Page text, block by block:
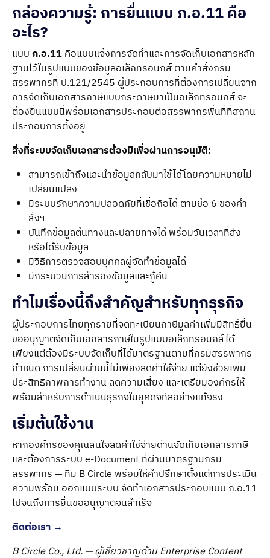
กล่องความรู้: การยื่นแบบ ภ.อ.11 คือ
อะไร?
แบบภ.อ.11คือแบบแจ้งการจัดทำและการจัดเก็บเอกสารหลัก
ฐานไว้ในรูปแบบของข้อมูลอิเล็กทรอนิกส์ ตามคำสั่งกรม
สรรพากรที่ ป.121/2545 ผู้ประกอบการที่ต้องการเปลี่ยนจาก
การจัดเก็บเอกสารภาษีแบบกระดาษมาเป็นอิเล็กทรอนิกส์ จะ
ต้องยื่นแบบนี้พร้อมเอกสารประกอบต่อสรรพากรพื้นที่ที่สถาน
ประกอบการตั้งอยู่
สิ่งที่ระบบจัดเก็บเอกสารต้องมีเพื่อผ่านการอนุมัติ:
สามารถเข้าถึงและนำข้อมูลกลับมาใช้ได้โดยความหมายไม่
เปลี่ยนแปลง
มีระบบรักษาความปลอดภัยที่เชื่อถือได้ ตามข้อ 6 ของคำ
สั่งฯ
บันทึกข้อมูลต้นทางและปลายทางได้ พร้อมวันเวลาที่ส่ง
หรือได้รับข้อมูล
มีวิธีการตรวจสอบบุคคลผู้จัดทำข้อมูลได้
มีกระบวนการสำรองข้อมูลและกู้คืน
ทำไมเรื่องนี้ถึงสำคัญสำหรับทุกธุรกิจ
ผู้ประกอบการไทยทุกรายที่จดทะเบียนภาษีมูลค่าเพิ่มมีสิทธิ์ยื่น
ขออนุญาตจัดเก็บเอกสารภาษีในรูปแบบอิเล็กทรอนิกส์ได้
เพียงแต่ต้องมีระบบจัดเก็บที่ได้มาตรฐานตามที่กรมสรรพากร
กำหนด การเปลี่ยนผ่านนี้ไม่เพียงลดค่าใช้จ่าย แต่ยังช่วยเพิ่ม
ประสิทธิภาพการทำงาน ลดความเสี่ยง และเตรียมองค์กรให้
พร้อมสำหรับการดำเนินธุรกิจในยุคดิจิทัลอย่างแท้จริง
เริ่มต้นใช้งาน
หากองค์กรของคุณสนใจลดค่าใช้จ่ายด้านจัดเก็บเอกสารภาษี
และต้องการระบบ e-Document ที่ผ่านมาตรฐานกรม
สรรพากร — ทีม B Circle พร้อมให้คำปรึกษาตั้งแต่การประเมิน
ความพร้อม ออกแบบระบบ จัดทำเอกสารประกอบแบบ ภ.อ.11
ไปจนถึงการยื่นขออนุญาตจนสำเร็จ
ติดต่อเรา →
B Circle Co., Ltd. — ผู้เชี่ยวชาญด้าน Enterprise Content